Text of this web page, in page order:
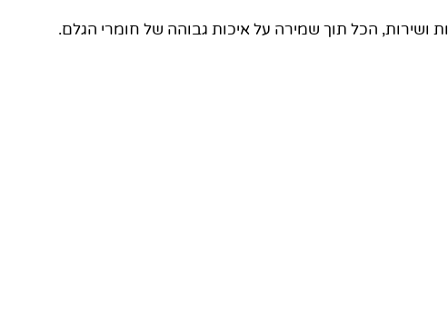
ושירות, הכל תוך שמירה על איכות גבוהה של חומרי הגלם.